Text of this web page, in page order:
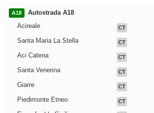
A18
Autostrada A18
Acireale
CT
Santa Maria La Stella CT
Aci Catena CT
Santa Venerina CT
Giarre CT
Piedimonte Etneo CT